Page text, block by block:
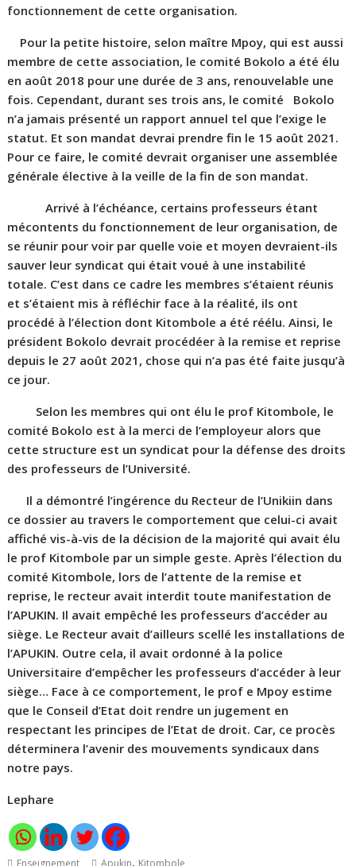
fonctionnement de cette organisation.
Pour la petite histoire, selon maître Mpoy, qui est aussi
membre de cette association, le comité Bokolo a été élu
en août 2018 pour une durée de 3 ans, renouvelable une
fois. Cependant, durant ses trois ans, le comité Bokolo
n’a jamais présenté un rapport annuel tel que l’exige le
statut. Et son mandat devrai prendre fin le 15 août 2021.
Pour ce faire, le comité devrait organiser une assemblée
générale élective à la veille de la fin de son mandat.
Arrivé à l’échéance, certains professeurs étant
mécontents du fonctionnement de leur organisation, de
se réunir pour voir par quelle voie et moyen devraient-ils
sauver leur syndicat qui était voué à une instabilité
totale. C’est dans ce cadre les membres s’étaient réunis
et s’étaient mis à réfléchir face à la réalité, ils ont
procédé à l’élection dont Kitombole a été réélu. Ainsi, le
président Bokolo devrait procédéer à la remise et reprise
depuis le 27 août 2021, chose qui n’a pas été faite jusqu’à
ce jour.
Selon les membres qui ont élu le prof Kitombole, le
comité Bokolo est à la merci de l’employeur alors que
cette structure est un syndicat pour la défense des droits
des professeurs de l’Université.
Il a démontré l’ingérence du Recteur de l’Unikiin dans
ce dossier au travers le comportement que celui-ci avait
affiché vis-à-vis de la décision de la majorité qui avait élu
le prof Kitombole par un simple geste. Après l’élection du
comité Kitombole, lors de l’attente de la remise et
reprise, le recteur avait interdit toute manifestation de
l’APUKIN. Il avait empêché les professeurs d’accéder au
siège. Le Recteur avait d’ailleurs scellé les installations de
l’APUKIN. Outre cela, il avait ordonné à la police
Universitaire d’empêcher les professeurs d’accéder à leur
siège… Face à ce comportement, le prof e Mpoy estime
que le Conseil d’Etat doit rendre un jugement en
respectant les principes de l’Etat de droit. Car, ce procès
déterminera l’avenir des mouvements syndicaux dans
notre pays.
Lephare
Enseignement Apukin, Kitombole